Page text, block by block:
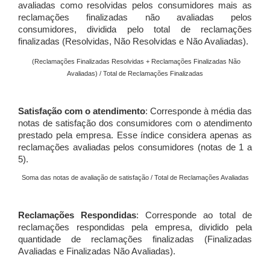
avaliadas como resolvidas pelos consumidores mais as
reclamações finalizadas não avaliadas pelos
consumidores, dividida pelo total de reclamações
finalizadas (Resolvidas, Não Resolvidas e Não Avaliadas).
(Reclamações Finalizadas Resolvidas + Reclamações Finalizadas Não
Avaliadas) / Total de Reclamações Finalizadas
Satisfação com o atendimento: Corresponde à média das
notas de satisfação dos consumidores com o atendimento
prestado pela empresa. Esse índice considera apenas as
reclamações avaliadas pelos consumidores (notas de 1 a
5).
Soma das notas de avaliação de satisfação / Total de Reclamações Avaliadas
Reclamações Respondidas: Corresponde ao total de
reclamações respondidas pela empresa, dividido pela
quantidade de reclamações finalizadas (Finalizadas
Avaliadas e Finalizadas Não Avaliadas).